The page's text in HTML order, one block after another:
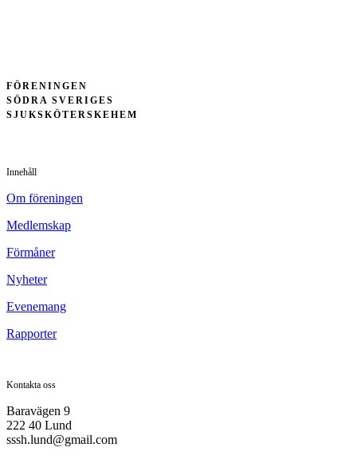
FÖRENINGEN
SÖDRA SVERIGES
SJUKSKÖTERSKEHEM
Innehåll
Om föreningen
Medlemskap
Förmåner
Nyheter
Evenemang
Rapporter
Kontakta oss
Baravägen 9
222 40 Lund
sssh.lund@gmail.com